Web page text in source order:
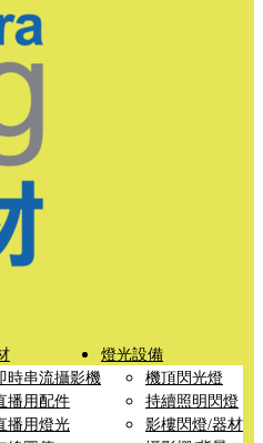
時串流攝影機
播用配件
播用燈光
燈光設備
機頂閃光燈
持續照明閃燈
影樓閃燈/器材